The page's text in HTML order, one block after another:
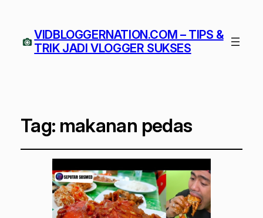
VIDBLOGGERNATION.COM – TIPS &
TRIK JADI VLOGGER SUKSES
Tag: makanan pedas